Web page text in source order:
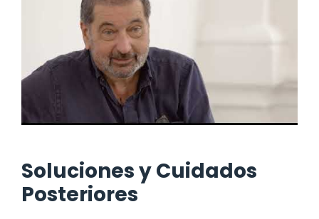
Soluciones y Cuidados
Posteriores